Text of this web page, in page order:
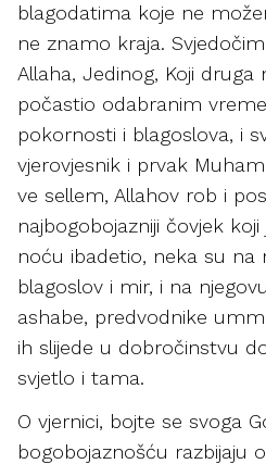
blagodatima koje ne
ne znamo kraja.
Allaha, Jedinog, Koji druga
počastio odabranim
pokornosti i blagoslova, i
vjerovjesnik i prvak
ve sellem, Allahov rob i
najbogobojazniji čovjek
noću ibadetio, neka su na
blagoslov i mir, i na
ashabe, predvodnike
ih slijede u dobročinstvu
svjetlo i tama.
O vjernici, bojte se svoga
bogobojaznošću razbijaju